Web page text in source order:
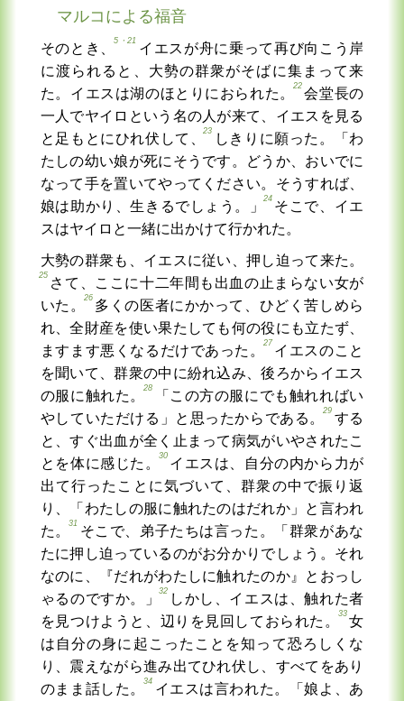
マルコによる福音
そのとき、
5・21
イエスが舟に乗って再び向こう岸
に渡られると、大勢の群衆がそばに集まって来
た。イエスは湖のほとりにおられた。
22
会堂長の
一人でヤイロという名の人が来て、イエスを見る
と足もとにひれ伏して、
23
しきりに願った。「わ
たしの幼い娘が死にそうです。どうか、おいでに
なって手を置いてやってください。そうすれば、
娘は助かり、生きるでしょう。」
24
そこで、イエ
スはヤイロと一緒に出かけて行かれた。
大勢の群衆も、イエスに従い、押し迫って来た。
25
さて、ここに十二年間も出血の止まらない女が
いた。
26
多くの医者にかかって、ひどく苦しめら
れ、全財産を使い果たしても何の役にも立たず、
ますます悪くなるだけであった。
27
イエスのこと
を聞いて、群衆の中に紛れ込み、後ろからイエス
の服に触れた。
28
「この方の服にでも触れればい
やしていただける」と思ったからである。
29
する
と、すぐ出血が全く止まって病気がいやされたこ
とを体に感じた。
30
イエスは、自分の内から力が
出て行ったことに気づいて、群衆の中で振り返
り、「わたしの服に触れたのはだれか」と言われ
た。
31
そこで、弟子たちは言った。「群衆があな
たに押し迫っているのがお分かりでしょう。それ
なのに、『だれがわたしに触れたのか』とおっし
ゃるのですか。」
32
しかし、イエスは、触れた者
を見つけようと、辺りを見回しておられた。
33
女
は自分の身に起こったことを知って恐ろしくな
り、震えながら進み出てひれ伏し、すべてをあり
のまま話した。
34
イエスは言われた。「娘よ、あ